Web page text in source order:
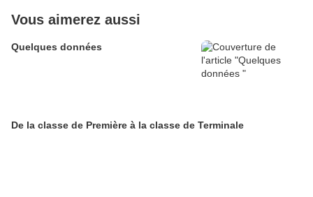
Vous aimerez aussi
Quelques données
De la classe de Première à la classe de Terminale